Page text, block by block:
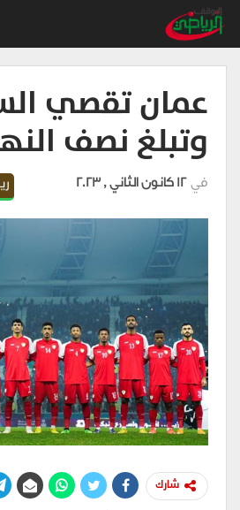
عمان تقصي
وتبلغ نصف
في 12 كانون الثاني , 2023
شارك